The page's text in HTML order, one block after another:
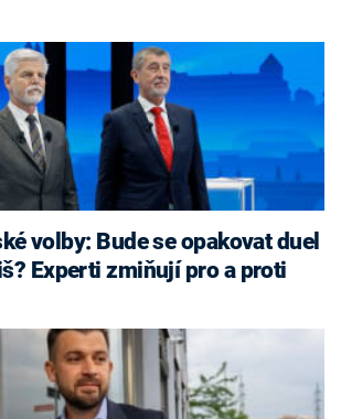
Experti zmiňují pro a proti